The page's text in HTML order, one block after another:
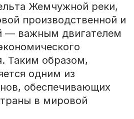
Жемчужной реки,
производственной и
— важным двигателем
Таким образом,
одним из
обеспечивающих
в мировой